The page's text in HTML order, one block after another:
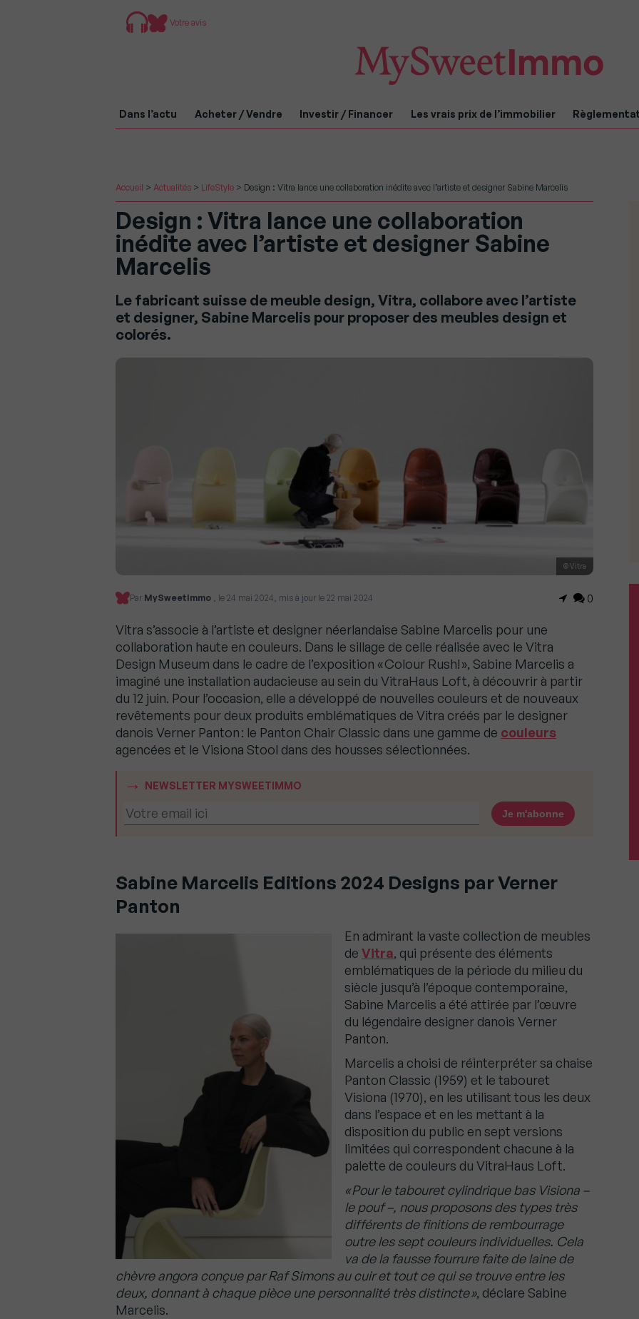
Votre avis
Dans l’actu Acheter / Vendre Investir / Financer Les vrais prix de l’immobilier
Accueil > Actualités > LifeStyle > Design : Vitra lance une collaboration inédite avec l’artiste et designer Sabine Marcelis
Design : Vitra lance une collaboration
inédite avec l’artiste et designer Sabine
Marcelis
Le fabricant suisse de meuble design, Vitra, collabore avec l’artiste
et designer, Sabine Marcelis pour proposer des meubles design et
colorés.
© Vitra
Par MySweetImmo , le 24 mai 2024, mis à jour le 22 mai 2024 0
Vitra s’associe à l’artiste et designer néerlandaise Sabine Marcelis pour une
collaboration haute en couleurs. Dans le sillage de celle réalisée avec le Vitra
Design Museum dans le cadre de l’exposition « Colour Rush! », Sabine Marcelis a
imaginé une installation audacieuse au sein du VitraHaus Loft, à découvrir à partir
du 12 juin. Pour l’occasion, elle a développé de nouvelles couleurs et de nouveaux
revêtements pour deux produits emblématiques de Vitra créés par le designer
danois Verner Panton : le Panton Chair Classic dans une gamme de couleurs
agencées et le Visiona Stool dans des housses sélectionnées.
NEWSLETTER MYSWEETIMMO
Sabine Marcelis Editions 2024 Designs par Verner
Panton
En admirant la vaste collection de meubles
de Vitra, qui présente des éléments
emblématiques de la période du milieu du
siècle jusqu’à l’époque contemporaine,
Sabine Marcelis a été attirée par l’œuvre
du légendaire designer danois Verner
Panton.
Marcelis a choisi de réinterpréter sa chaise
Panton Classic (1959) et le tabouret
Visiona (1970), en les utilisant tous les deux
dans l’espace et en les mettant à la
disposition du public en sept versions
limitées qui correspondent chacune à la
palette de couleurs du VitraHaus Loft.
« Pour le tabouret cylindrique bas Visiona –
le pouf –, nous proposons des types très
différents de finitions de rembourrage
outre les sept couleurs individuelles. Cela
va de la fausse fourrure faite de laine de
chèvre angora conçue par Raf Simons au cuir et tout ce qui se trouve entre les
deux, donnant à chaque pièce une personnalité très distincte », déclare Sabine
Marcelis.